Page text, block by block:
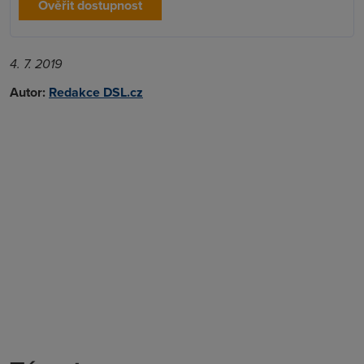
Ověřit dostupnost
4. 7. 2019
Autor: Redakce DSL.cz